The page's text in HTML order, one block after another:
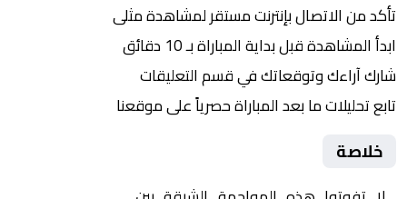
تأكد من الاتصال بإنترنت مستقر لمشاهدة مثلى
ابدأ المشاهدة قبل بداية المباراة بـ 10 دقائق
شارك آراءك وتوقعاتك في قسم التعليقات
تابع تحليلات ما بعد المباراة حصرياً على موقعنا
خلاصة